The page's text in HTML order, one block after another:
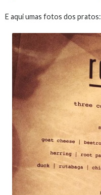
E aqui umas fotos dos pratos: